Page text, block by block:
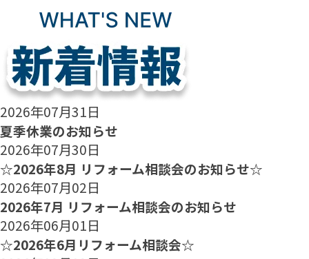
2026年07月31日
夏季休業のお知らせ
2026年07月30日
☆2026年8月 リフォーム相談会のお知らせ☆
2026年07月02日
2026年7月 リフォーム相談会のお知らせ
2026年06月01日
☆2026年6月リフォーム相談会☆